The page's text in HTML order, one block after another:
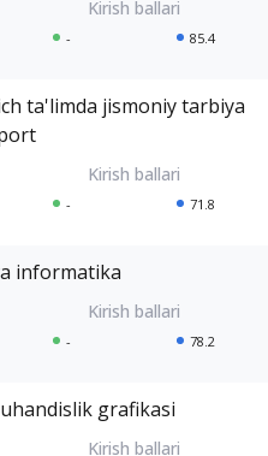
- 85.4
ta'limda jismoniy tarbiya
- 71.8
informatika
- 78.2
grafikasi